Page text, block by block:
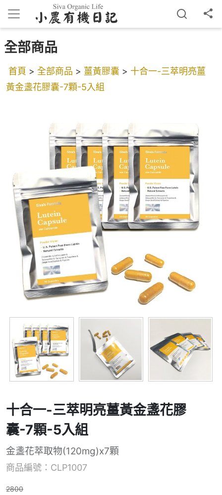
全部商品
首頁 > 全部商品 > 薑黃膠囊 > 十合一-三萃明亮薑
黃金盞花膠囊-7顆-5入組
十合一-三萃明亮薑黃金盞花膠
囊-7顆-5入組
金盞花萃取物(120mg)x7顆
商品編號：CLP1007
2800